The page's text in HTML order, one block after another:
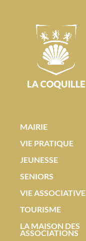
MAIRIE
VIE PRATIQUE
JEUNESSE
SENIORS
VIE ASSOCIATIVE
TOURISME
LA MAISON DES
ASSOCIATIONS